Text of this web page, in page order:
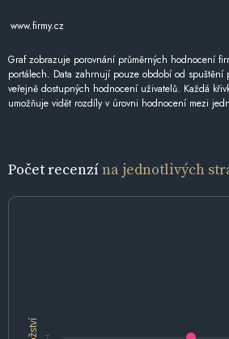
www.firmy.cz
Graf zobrazuje porovnání průměrných hodnocení
portálech. Data zahrnují pouze období od spuštění
veřejně dostupných hodnocení uživatelů. Každá
umožňuje vidět rozdíly v úrovni hodnocení mezi
Počet recenzína jednotlivých